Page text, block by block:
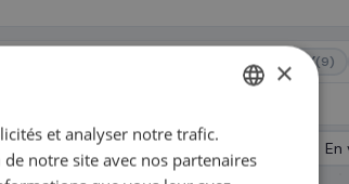
HP 415X(9)
ENGLISH
×
et analyser notre trafic.
notre site avec nos partenaires